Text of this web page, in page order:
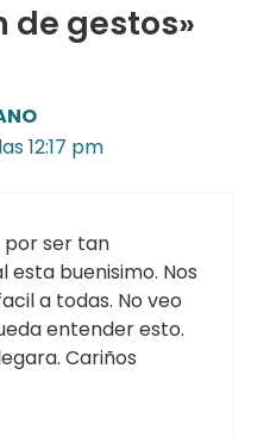
gestos»
12:17 pm
por ser tan
buenisimo. Nos
a todas. No veo
entender esto.
Cariños